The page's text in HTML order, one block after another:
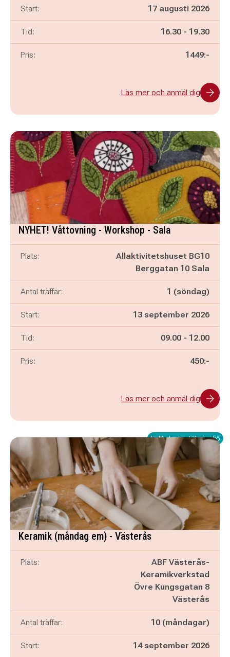
Start: 17 augusti 2026
Tid: Pågår mellan
16.30 - och
19.30
Pris: 1449:-
Läs mer och anmäl dig
NYHET! Våttovning - Workshop - Sala
Plats:
Allaktivitetshuset BG10
Berggatan 10 Sala
Antal träffar: 1 (söndag)
Start: 13 september 2026
Tid: Pågår mellan
09.00 - och
12.00
Pris: 450:-
Läs mer och anmäl dig
Fullbokad - ställ dig i kö
Keramik (måndag em) - Västerås
Plats:
ABF Västerås-
Keramikverkstad
Övre Kungsgatan 8
Västerås
Antal träffar: 10 (måndagar)
Start: 14 september 2026